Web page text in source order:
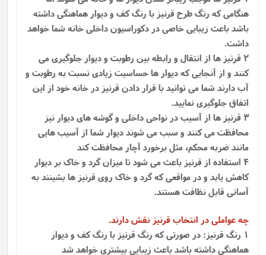
هنگامی که رنگ طرح قرنیز با رنگ کف و دیوار هماهنگی داشته
باشد باعث زیبایی خاصی در دکوراسیون داخلی خانه شما خواهد
داشت.
2 قرنیز ها از انتقال و رابطه بین رطوبت و دیوار جلوگیری می
کنند و از آنجایی که دیوار ها حساسیت زیادی نسبت به رطوبت و
آب دارند شما می توانید با قرار دادن قرنیز در خانه خود از این
اتفاق جلوگیری نمایید.
3 قرنیز ها از آسیب در نواحی داخلی و گوشه های دیوار نیز
محافظت می کنند و سبب می شوند دیوار شما از آسیب هایی
مانند ضربه محکم، مثل برخورد آچار محافظت کند
4 استفاده از قرنیز باعث می شود تا میزان گرد و خاک بر دیوار
کاهش یابد و در مواقعی که گرد و خاک روی قرنیز ها بشینند به
آسانی قابل نظافت هستند.
چه عواملی در انتخاب قرنیز نقش دارند.
1 رنگ قرنیز: در صورتی که رنگ قرنیز با رنگ کف و دیوار
هماهنگی داشته باشد باعث زیبایی بیشتری خواهد شد